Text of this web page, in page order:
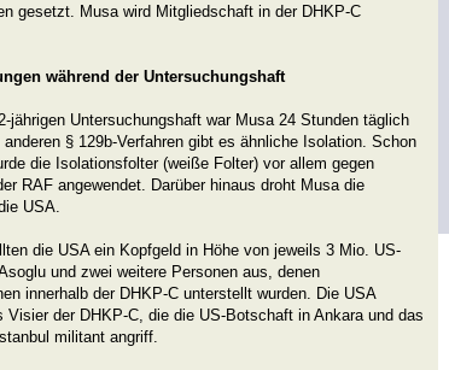
gesetzt. Musa wird Mitgliedschaft in der DHKP-C
während der Untersuchungshaft
jährigen Untersuchungshaft war Musa 24 Stunden täglich
§ 129b-Verfahren gibt es ähnliche Isolation. Schon
die Isolationsfolter (weiße Folter) vor allem gegen
RAF angewendet. Darüber hinaus droht Musa die
USA.
die USA ein Kopfgeld in Höhe von jeweils 3 Mio. US-
und zwei weitere Personen aus, denen
innerhalb der DHKP-C unterstellt wurden. Die USA
Visier der DHKP-C, die die US-Botschaft in Ankara und das
militant angriff.